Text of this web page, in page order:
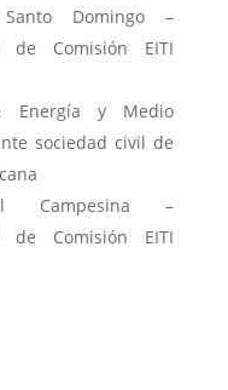
Domingo –
de Comisión EITI
Energía y Medio
sociedad civil de
Campesina –
de Comisión EITI